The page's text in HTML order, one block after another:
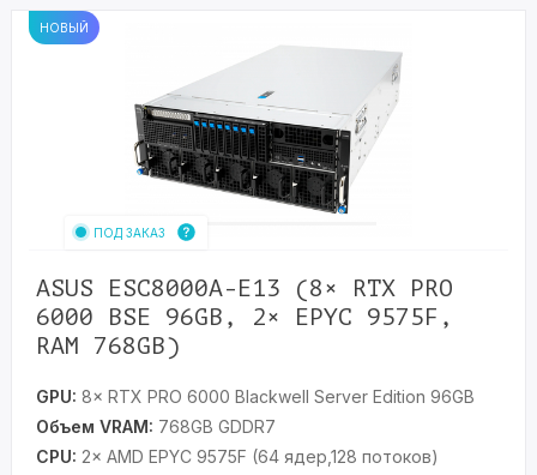
НОВЫЙ
ПОД ЗАКАЗ
ASUS ESC8000A-E13 (8× RTX PRO
6000 BSE 96GB, 2× EPYC 9575F,
RAM 768GB)
GPU: 8× RTX PRO 6000 Blackwell Server Edition 96GB
Объем VRAM: 768GB GDDR7
CPU: 2× AMD EPYC 9575F (64 ядер,128 потоков)